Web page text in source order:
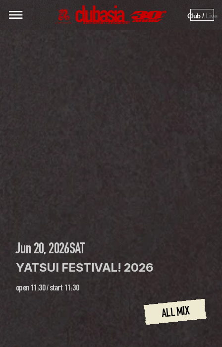
Club / Live
Jun 20, 2026SAT
YATSUI FESTIVAL! 2026
open 11:30 / start 11:30
ALL MIX